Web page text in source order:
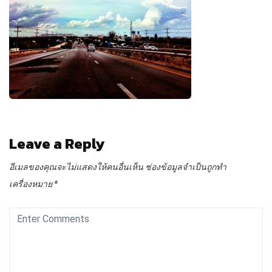
Leave a Reply
อีเมลของคุณจะไม่แสดงให้คนอื่นเห็น ช่องข้อมูลจำเป็นถูกทำ
เครื่องหมาย*